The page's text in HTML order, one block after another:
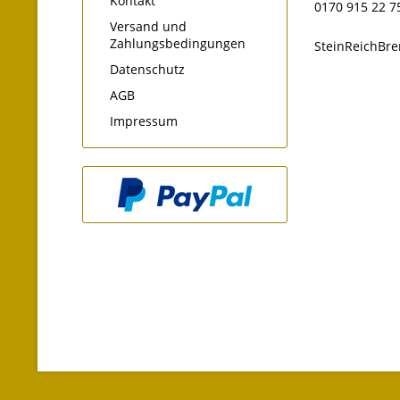
Versand und
Zahlungsbedingungen
Datenschutz
AGB
Impressum
0170 915 22